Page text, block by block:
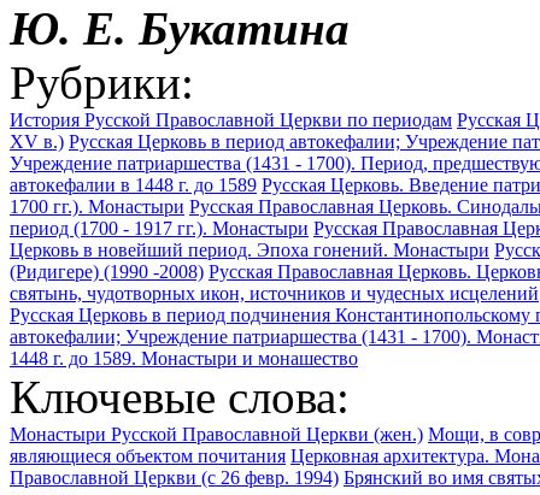
Ю. Е. Букатина
Рубрики:
История Русской Православной Церкви по периодам Русская
XV в.) Русская Церковь в период автокефалии; Учреждение
Учреждение патриаршества (1431 - 1700). Период,
автокефалии в 1448 г. до 1589 Русская Церковь. Введение
1700 гг.). Монастыри Русская Православная Церковь.
период (1700 - 1917 гг.). Монастыри Русская Православная
Церковь в новейший период. Эпоха гонений. Монастыри
(Ридигере) (1990 -2008) Русская Православная Церковь.
святынь, чудотворных икон, источников и чудесных исцелений
Русская Церковь в период подчинения
автокефалии; Учреждение патриаршества (1431 - 1700).
1448 г. до 1589. Монастыри и монашество
Ключевые слова:
Монастыри Русской Православной Церкви (жен.) Мощи, в
являющиеся объектом почитания Церковная архитектура.
Православной Церкви (с 26 февр. 1994) Брянский во имя